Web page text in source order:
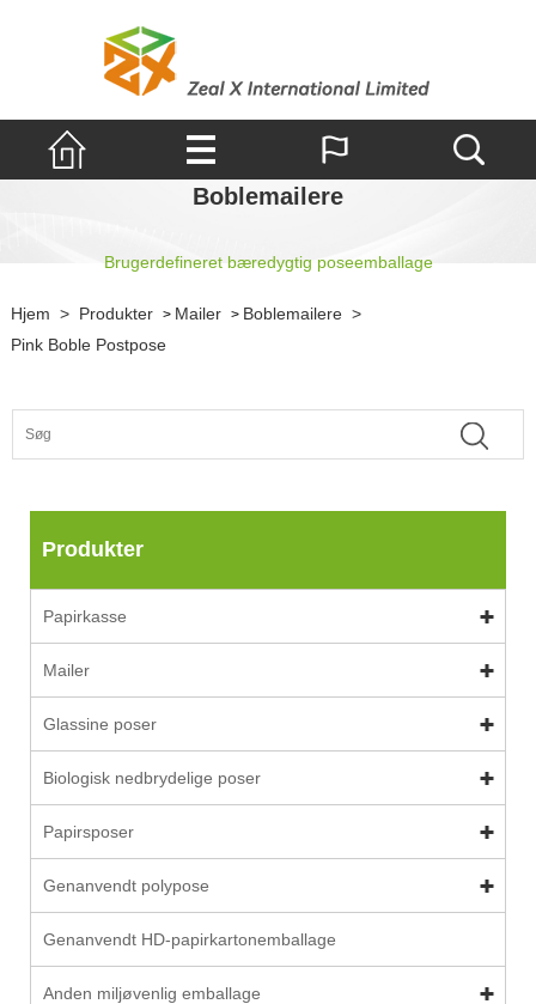
Boblemailere
Brugerdefineret bæredygtig poseemballage
Hjem > Produkter > Mailer > Boblemailere >
Pink Boble Postpose
Produkter
Papirkasse
Mailer
Glassine poser
Biologisk nedbrydelige poser
Papirsposer
Genanvendt polypose
Genanvendt HD-papirkartonemballage
Anden miljøvenlig emballage